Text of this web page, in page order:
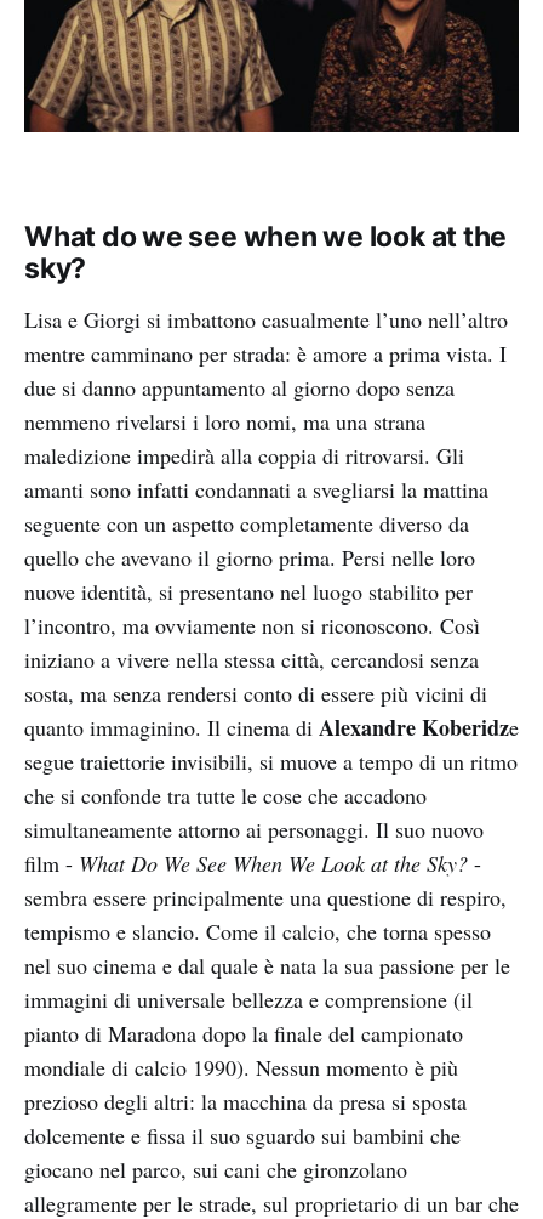
What do we see when we look at the
sky?
Lisa e Giorgi si imbattono casualmente l’uno nell’altro
mentre camminano per strada: è amore a prima vista. I
due si danno appuntamento al giorno dopo senza
nemmeno rivelarsi i loro nomi, ma una strana
maledizione impedirà alla coppia di ritrovarsi. Gli
amanti sono infatti condannati a svegliarsi la mattina
seguente con un aspetto completamente diverso da
quello che avevano il giorno prima. Persi nelle loro
nuove identità, si presentano nel luogo stabilito per
l’incontro, ma ovviamente non si riconoscono. Così
iniziano a vivere nella stessa città, cercandosi senza
sosta, ma senza rendersi conto di essere più vicini di
quanto immaginino. Il cinema di Alexandre Koberidze
segue traiettorie invisibili, si muove a tempo di un ritmo
che si confonde tra tutte le cose che accadono
simultaneamente attorno ai personaggi. Il suo nuovo
film - What Do We See When We Look at the Sky? -
sembra essere principalmente una questione di respiro,
tempismo e slancio. Come il calcio, che torna spesso
nel suo cinema e dal quale è nata la sua passione per le
immagini di universale bellezza e comprensione (il
pianto di Maradona dopo la finale del campionato
mondiale di calcio 1990). Nessun momento è più
prezioso degli altri: la macchina da presa si sposta
dolcemente e fissa il suo sguardo sui bambini che
giocano nel parco, sui cani che gironzolano
allegramente per le strade, sul proprietario di un bar che